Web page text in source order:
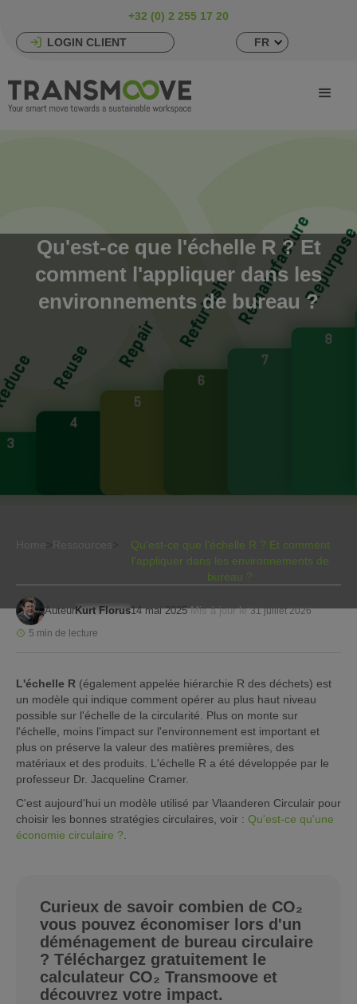
+32 (0) 2 255 17 20
LOGIN CLIENT FR
Qu'est-ce que l'échelle R ? Et
comment l'appliquer dans les
environnements de bureau ?
Qu'est-ce que l'échelle R ? Et comment
l'appliquer dans les environnements de
bureau ?
AuteurKurt Florus14 mai 2025 Mis à jour le 31 juillet 2026
5 min de lecture
L'échelle R (également appelée hiérarchie R des déchets) est
un modèle qui indique comment opérer au plus haut niveau
possible sur l'échelle de la circularité. Plus on monte sur
l'échelle, moins l'impact sur l'environnement est important et
plus on préserve la valeur des matières premières, des
matériaux et des produits. L'échelle R a été développée par le
professeur Dr. Jacqueline Cramer.
C'est aujourd'hui un modèle utilisé par Vlaanderen Circulair pour
choisir les bonnes stratégies circulaires, voir : Qu'est-ce qu'une
économie circulaire ?
Curieux de savoir combien de CO₂
vous pouvez économiser lors d'un
déménagement de bureau circulaire
? Téléchargez gratuitement le
calculateur CO₂ Transmoove et
découvrez votre impact.